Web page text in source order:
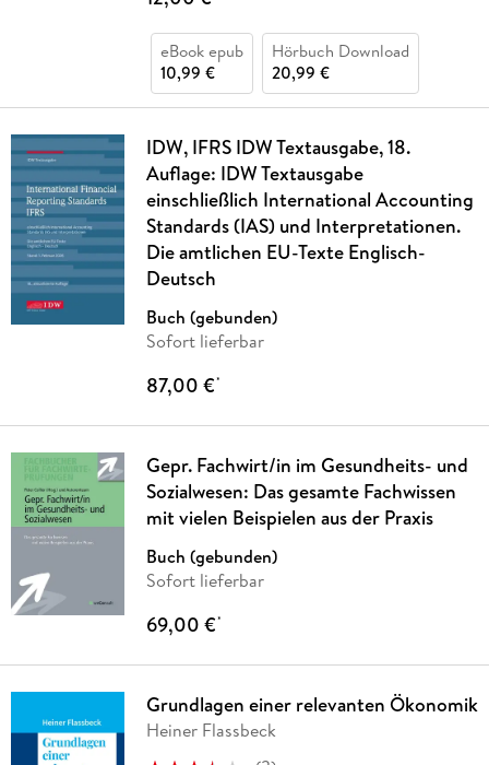
eBook epub
10,99 €
Hörbuch Download
20,99 €
IDW, IFRS IDW Textausgabe, 18.
Auflage: IDW Textausgabe
einschließlich International Accounting
Standards (IAS) und Interpretationen.
Die amtlichen EU-Texte Englisch-
Deutsch
Buch (gebunden)
Sofort lieferbar
87,00 €*
Gepr. Fachwirt/in im Gesundheits- und
Sozialwesen: Das gesamte Fachwissen
mit vielen Beispielen aus der Praxis
Buch (gebunden)
Sofort lieferbar
69,00 €*
Grundlagen einer relevanten Ökonomik
Heiner Flassbeck